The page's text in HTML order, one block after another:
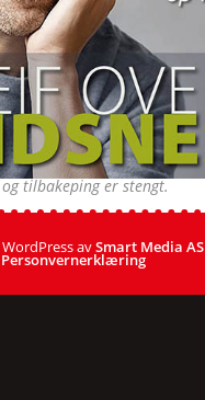
tilbakeping er stengt.
avSmart Media AS
Personvernerklæring